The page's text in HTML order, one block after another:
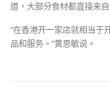
道，大部分食材都直接来
“在香港开一家店就相当于
品和服务。”黄思敏说。